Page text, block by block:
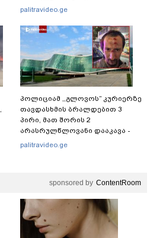
ტაილანდიდან მედიაში
palitravideo.ge
პოლიციამ ,,გლოვოს” კურიერზე
თავდასხმის ბრალდებით 3
პირი, მათ შორის 2
არასრულწლოვანი დააკავა -
შსს ინფორმაციას ავრცელებს
palitravideo.ge
sponsored by ContentRoom